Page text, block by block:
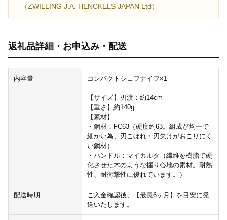
（ZWILLING J.A. HENCKELS JAPAN Ltd）
返礼品詳細・お申込み・配送
内容量 コンパクトシェフナイフ×1
【サイズ】刃渡：約14cm
【重さ】約140g
【素材】
・鋼材：FC63（硬度約63。組成が均一で
細かい為、刃こぼれ・刃欠けがおこりにく
い鋼材）
・ハンドル：マイカルタ（繊維を樹脂で硬
化させた木のような握り心地の素材。耐熱
性、耐衝撃性に優れています。）
配送時期
ご入金確認後、【最長6ヶ月】を目安に発
送いたします。